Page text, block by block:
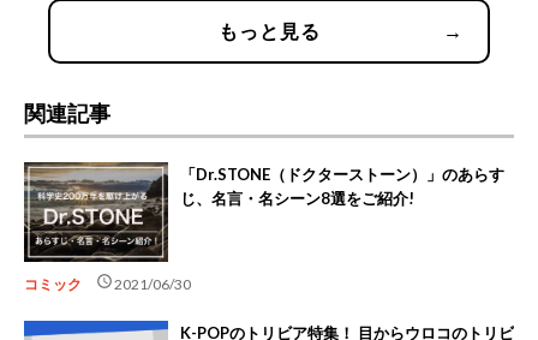
もっと見る →
関連記事
「Dr.STONE（ドクターストーン）」のあらす
じ、名言・名シーン8選をご紹介!
コミック schedule2021/06/30
K-POPのトリビア特集！ 目からウロコのトリビ